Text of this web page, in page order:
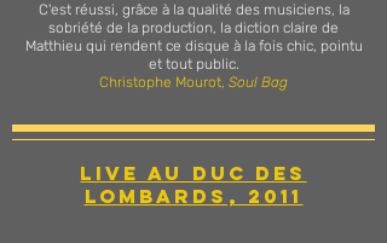
C'est réussi, grâce à la qualité des musiciens, la
sobriété de la production, la diction claire de
Matthieu qui rendent ce disque à la fois chic, pointu
et tout public.
Christophe Mourot, Soul Bag
LIVE AU DUC DES
LOMBARDS, 2011